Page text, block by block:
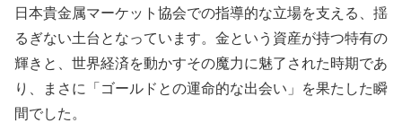
日本貴金属マーケット協会での指導的な立場を支える、揺
るぎない土台となっています。金という資産が持つ特有の
輝きと、世界経済を動かすその魔力に魅了された時期であ
り、まさに「ゴールドとの運命的な出会い」を果たした瞬
間でした。